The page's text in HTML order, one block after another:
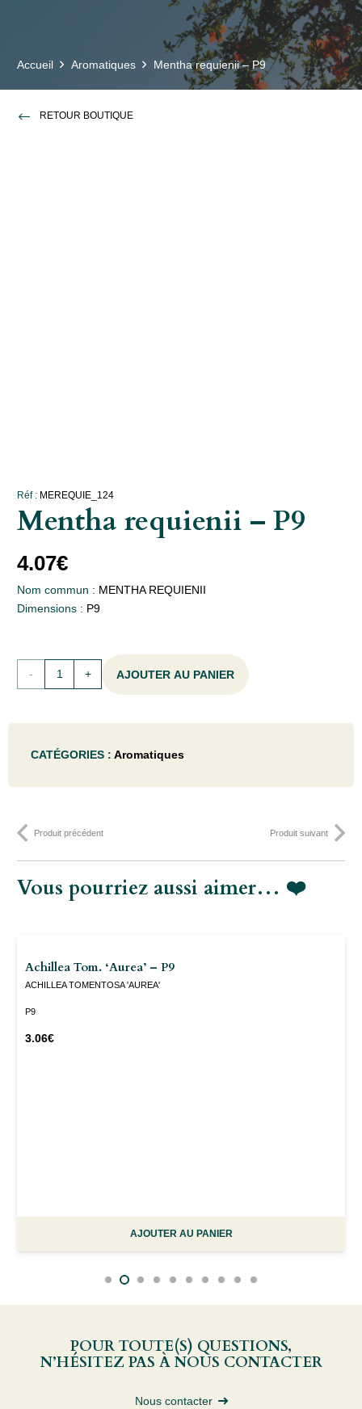
Accueil Aromatiques Mentha requienii – P9
RETOUR BOUTIQUE
Réf : MEREQUIE_124
Mentha requienii – P9
4.07€
Nom commun : MENTHA REQUIENII
Dimensions : P9
quantité
requienii
- P9
AJOUTER AU PANIER
CATÉGORIES : Aromatiques
Produit précédent Produit suivant
Vous pourriez aussi aimer… ❤️
Achillea Tom. ‘Aurea’ – P9
ACHILLEA TOMENTOSA 'AUREA'
P9
3.06€
AJOUTER AU PANIER
POUR TOUTE(S) QUESTIONS,
N’HÉSITEZ PAS À NOUS CONTACTER
Nous contacter